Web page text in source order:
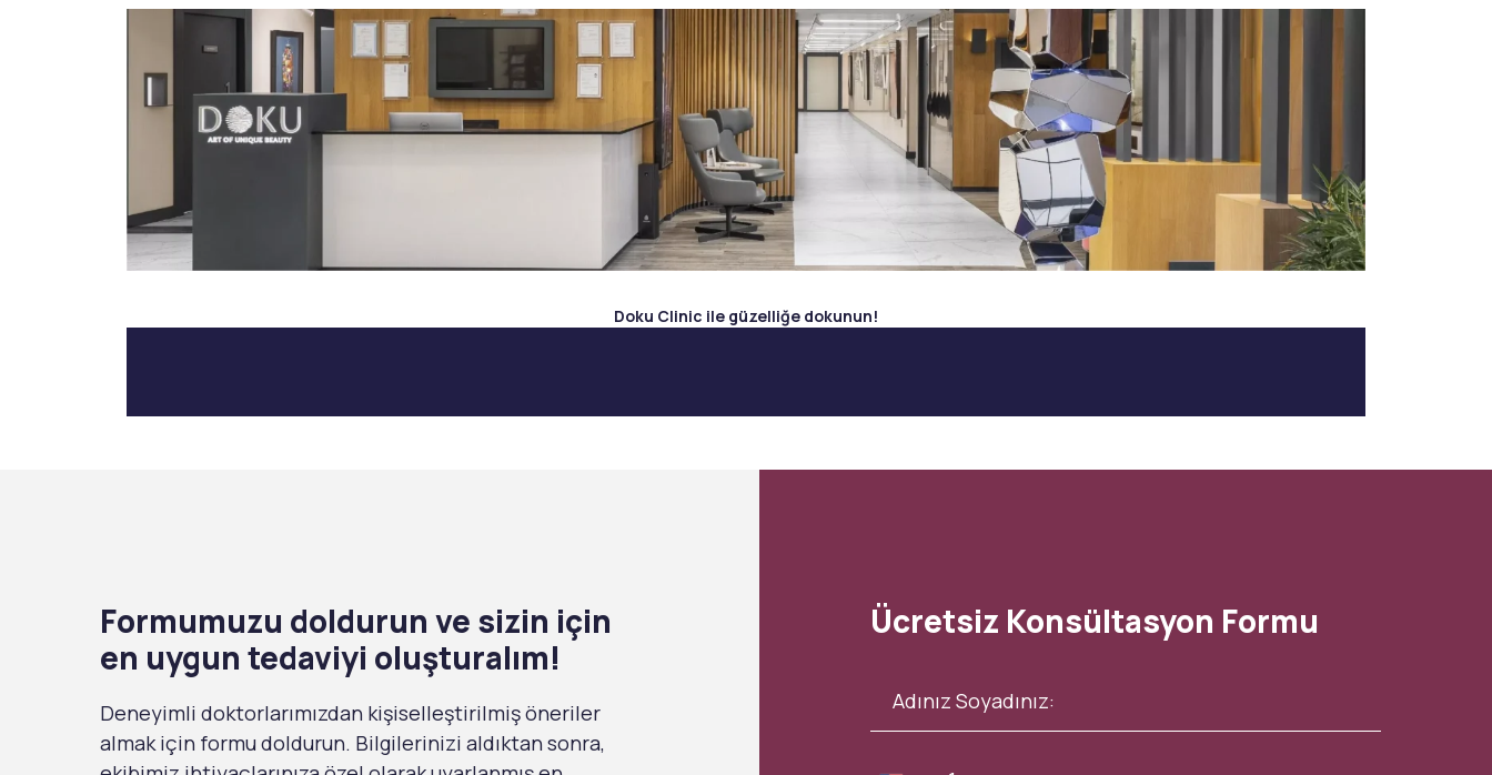
Doku Clinic ile güzelliğe dokunun!
Formumuzu doldurun ve sizin için
en uygun tedaviyi oluşturalım!
Deneyimli doktorlarımızdan kişiselleştirilmiş öneriler
almak için formu doldurun. Bilgilerinizi aldıktan sonra,
Ücretsiz Konsültasyon Formu